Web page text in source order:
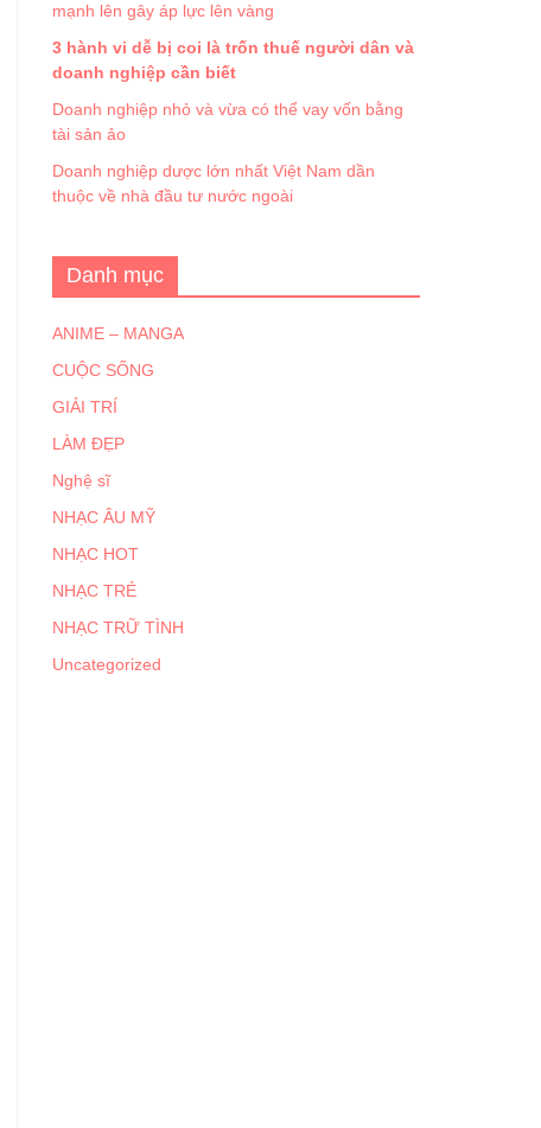
mạnh lên gây áp lực lên vàng
3 hành vi dễ bị coi là trốn thuế người dân và
doanh nghiệp cần biết
Doanh nghiệp nhỏ và vừa có thể vay vốn bằng
tài sản ảo
Doanh nghiệp dược lớn nhất Việt Nam dần
thuộc về nhà đầu tư nước ngoài
Danh mục
ANIME – MANGA
CUỘC SỐNG
GIẢI TRÍ
LÀM ĐẸP
Nghệ sĩ
NHẠC ÂU MỸ
NHẠC HOT
NHẠC TRẺ
NHẠC TRỮ TÌNH
Uncategorized